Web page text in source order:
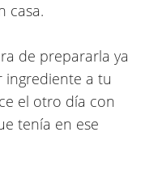
casa.
de prepararla ya
ingrediente a tu
el otro día con
tenía en ese